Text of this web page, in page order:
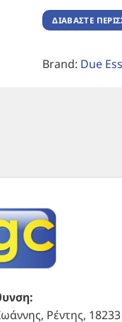
ΔΙΑΒΆΣΤΕ
Brand: Due
Ρέντης, 18233